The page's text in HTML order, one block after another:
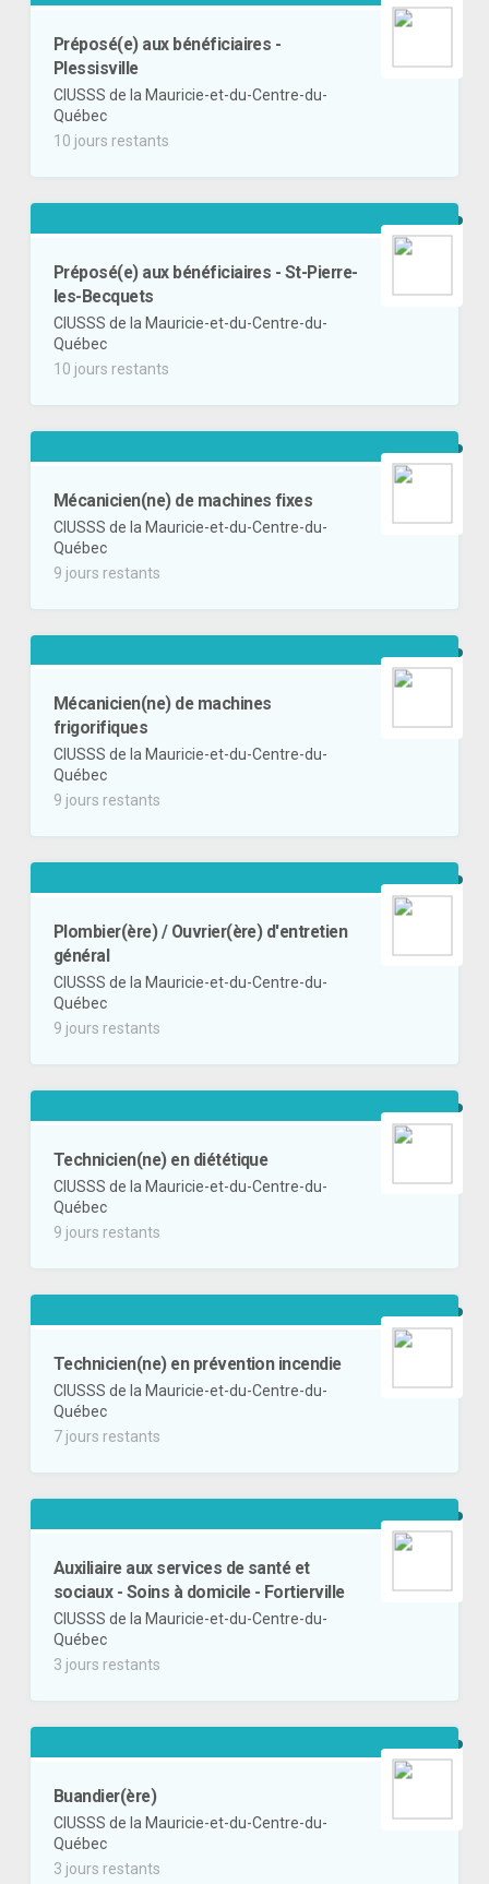
Préposé(e) aux bénéficiaires -
Plessisville
CIUSSS de la Mauricie-et-du-Centre-du-
Québec
10 jours restants
Préposé(e) aux bénéficiaires - St-Pierre-
les-Becquets
CIUSSS de la Mauricie-et-du-Centre-du-
Québec
10 jours restants
Mécanicien(ne) de machines fixes
CIUSSS de la Mauricie-et-du-Centre-du-
Québec
9 jours restants
Mécanicien(ne) de machines
frigorifiques
CIUSSS de la Mauricie-et-du-Centre-du-
Québec
9 jours restants
Plombier(ère) / Ouvrier(ère) d'entretien
général
CIUSSS de la Mauricie-et-du-Centre-du-
Québec
9 jours restants
Technicien(ne) en diététique
CIUSSS de la Mauricie-et-du-Centre-du-
Québec
9 jours restants
Technicien(ne) en prévention incendie
CIUSSS de la Mauricie-et-du-Centre-du-
Québec
7 jours restants
Auxiliaire aux services de santé et
sociaux - Soins à domicile - Fortierville
CIUSSS de la Mauricie-et-du-Centre-du-
Québec
3 jours restants
Buandier(ère)
CIUSSS de la Mauricie-et-du-Centre-du-
Québec
3 jours restants